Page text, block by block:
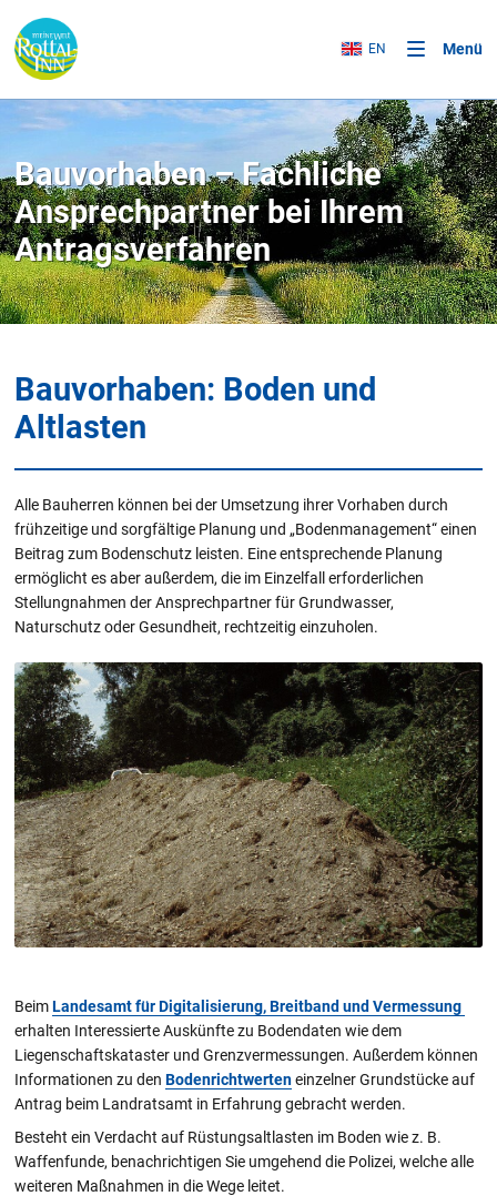
EN Menü
Bauvorhaben – Fachliche
Ansprechpartner bei Ihrem
Antragsverfahren
Bauvorhaben: Boden und
Altlasten
Alle Bauherren können bei der Umsetzung ihrer Vorhaben durch
frühzeitige und sorgfältige Planung und „Bodenmanagement“ einen
Beitrag zum Bodenschutz leisten. Eine entsprechende Planung
ermöglicht es aber außerdem, die im Einzelfall erforderlichen
Stellungnahmen der Ansprechpartner für Grundwasser,
Naturschutz oder Gesundheit, rechtzeitig einzuholen.
BeimLandesamt für Digitalisierung, Breitband und Vermessung
erhalten Interessierte Auskünfte zu Bodendaten wie dem
Liegenschaftskataster und Grenzvermessungen. Außerdem können
Informationen zu denBodenrichtwerteneinzelner Grundstücke auf
Antrag beim Landratsamt in Erfahrung gebracht werden.
Besteht ein Verdacht auf Rüstungsaltlasten im Boden wie z. B.
Waffenfunde, benachrichtigen Sie umgehend die Polizei, welche alle
weiteren Maßnahmen in die Wege leitet.